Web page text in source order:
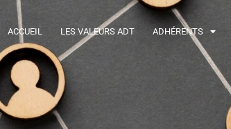
ACCUEIL LES VALEURS ADT ADHÉRENTS